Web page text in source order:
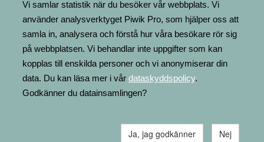
FÖRENINGSRESURSEN
MINNESRUNOR.FI
UPPSLAGSVERKET FINLAND
LÄGENHETER
FAKTURERING
Vi samlar statistik när du besöker vår webbplats. Vi
använder analysverktyget Piwik Pro, som hjälper oss att
samla in, analysera och förstå hur våra besökare rör sig
på webbplatsen. Vi behandlar inte uppgifter som kan
kopplas till enskilda personer och vi anonymiserar din
data. Du kan läsa mer i vår dataskyddspolicy.
Godkänner du datainsamlingen?
Ja, jag godkänner Nej